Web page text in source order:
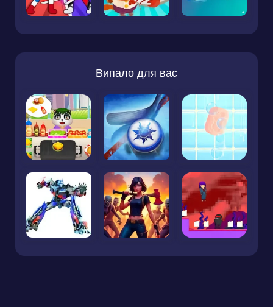
Випало для вас